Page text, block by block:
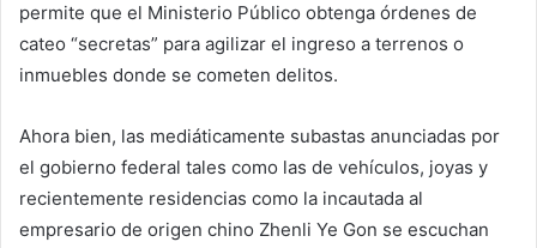
permite que el Ministerio Público obtenga órdenes de
cateo “secretas” para agilizar el ingreso a terrenos o
inmuebles donde se cometen delitos.
Ahora bien, las mediáticamente subastas anunciadas por
el gobierno federal tales como las de vehículos, joyas y
recientemente residencias como la incautada al
empresario de origen chino Zhenli Ye Gon se escuchan